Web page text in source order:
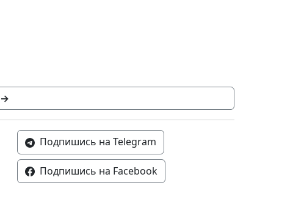
→
Подпишись на Telegram
Подпишись на Facebook